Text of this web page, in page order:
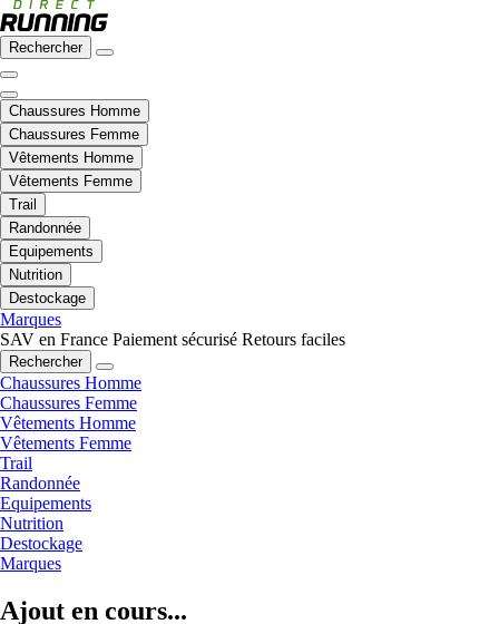
Rechercher
Chaussures Homme
Chaussures Femme
Vêtements Homme
Vêtements Femme
Trail
Randonnée
Equipements
Nutrition
Destockage
Marques
SAV en France Paiement sécurisé Retours faciles
Rechercher
Chaussures Homme
Chaussures Femme
Vêtements Homme
Vêtements Femme
Trail
Randonnée
Equipements
Nutrition
Destockage
Marques
Ajout en cours...